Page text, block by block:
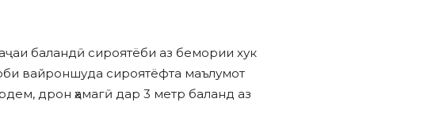
баландӣ сироятёби аз бемории хук
вайроншуда сироятёфта маълумот
дрон ҳамагӣ дар 3 метр баланд аз